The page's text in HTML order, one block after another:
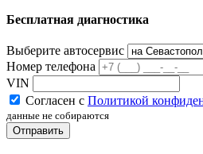
Бесплатная диагностика
Выберите автосервис
Номер телефона
VIN
Согласен с Политикой
данные не собираются
Отправить